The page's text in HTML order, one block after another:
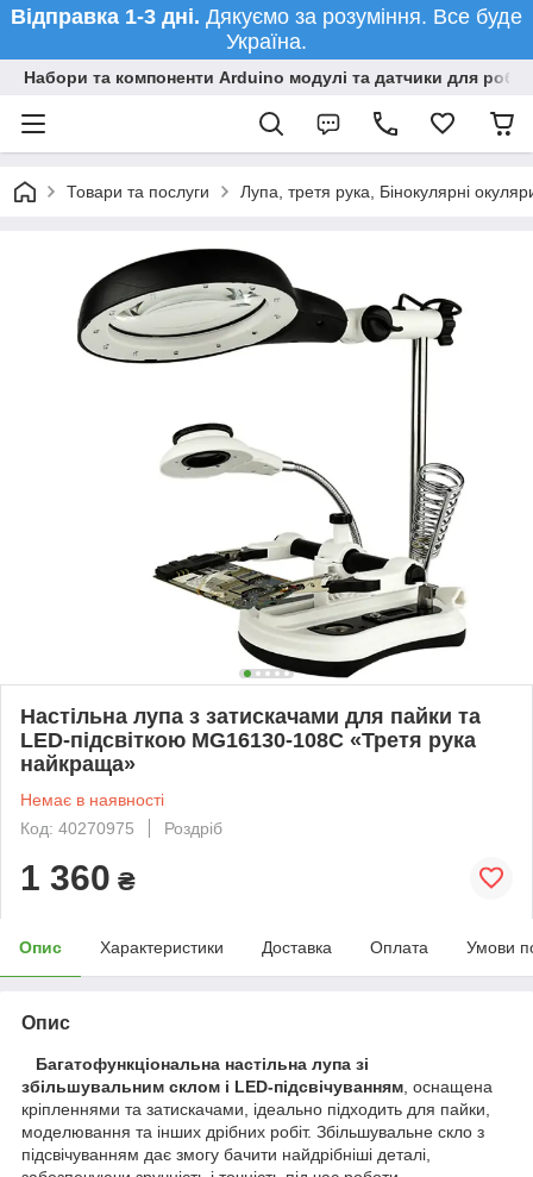
Відправка 1-3 дні. Дякуємо за розуміння. Все буде
Україна.
Набори та компоненти Arduino модулі та датчики для
Товари та послуги Лупа, третя рука, Бінокулярні
Настільна лупа з затискачами для пайки та
LED-підсвіткою MG16130-108C «Третя рука
найкраща»
Немає в наявності
Код: 40270975
Роздріб
1 360 ₴
Опис Характеристики Доставка Оплата Умови
Опис
Багатофункціональна настільна лупа зі
збільшувальним склом і LED-підсвічуванням , оснащена
кріпленнями та затискачами, ідеально підходить для пайки,
моделювання та інших дрібних робіт. Збільшувальне скло з
підсвічуванням дає змогу бачити найдрібніші деталі,